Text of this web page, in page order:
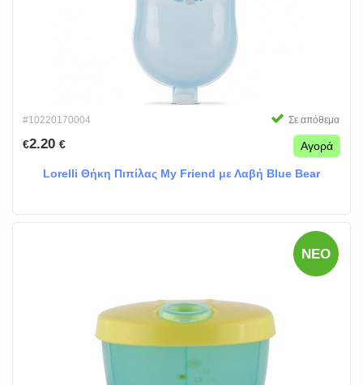
#10220170004 Σε απόθεμα
€2.20 € Αγορά
Lorelli Θήκη Πιπίλας My Friend με Λαβή Blue Bear
ΝΈΟ